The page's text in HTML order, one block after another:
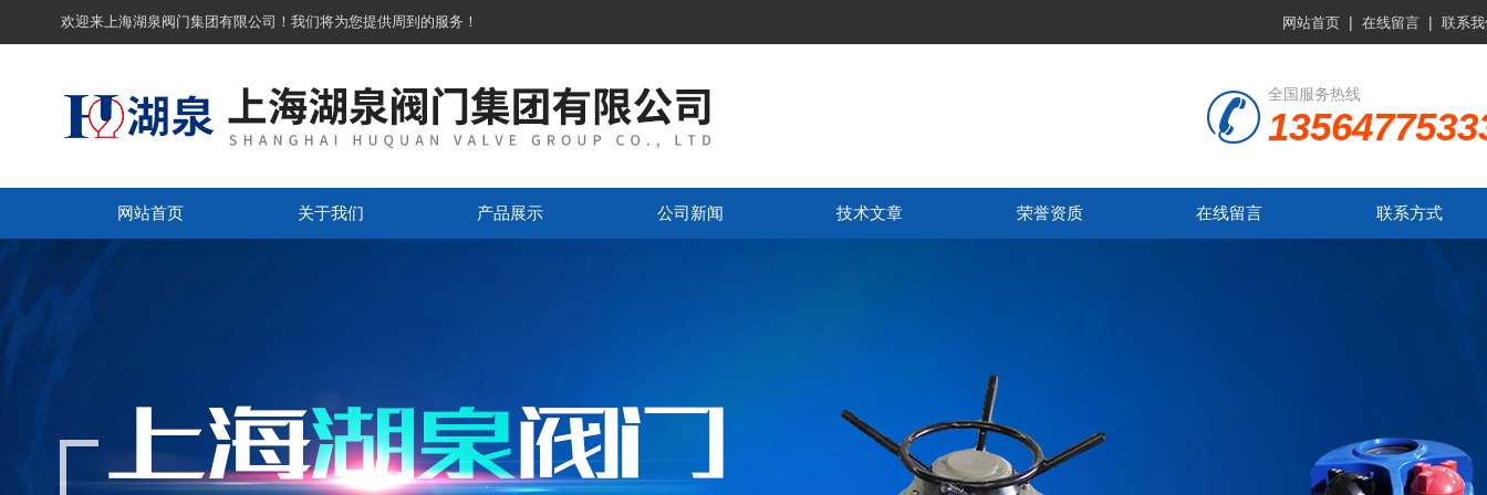
欢迎来上海湖泉阀门集团有限公司！我们将为您提供周到的服务！ 网站首页 | 在线留言 | 联系
全国服务热线
网站首页 关于我们 产品展示 公司新闻 技术文章 荣誉资质 在线留言 联系方式